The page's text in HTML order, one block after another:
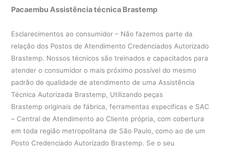
Pacaembu Assistência técnica Brastemp
Esclarecimentos ao consumidor – Não fazemos parte da
relação dos Postos de Atendimento Credenciados Autorizado
Brastemp. Nossos técnicos são treinados e capacitados para
atender o consumidor o mais próximo possível do mesmo
padrão de qualidade de atendimento de uma Assistência
Técnica Autorizada Brastemp, Utilizando peças
Brastemp originais de fábrica, ferramentas especificas e SAC
– Central de Atendimento ao Cliente própria, com cobertura
em toda região metropolitana de São Paulo, como ao de um
Posto Credenciado Autorizado Brastemp. Se o seu